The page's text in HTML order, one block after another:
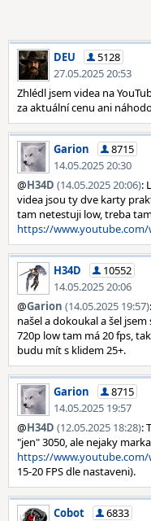
DEU
5128
27.05.2025 20:53
Zhlédl jsem videa na
za aktuální cenu ani
Garion
8715
14.05.2025 20:30
@H34D (14.05.2025 20:06):
videa jsou ty dve karty
tam netestuji low, treba
https://www.youtube.com/
H34D
10552
14.05.2025 20:06
@Garion (14.05.2025 19:57)
našel a dokoukal a šel
720p low tam má 20 fps,
budu mít s klidem 25+.
Garion
8715
14.05.2025 19:57
@H34D (12.05.2025 18:28):
"jen" 3050, ale nejaky
https://www.youtube.com/
15-20 FPS dle nastaveni).
Cobot
6833